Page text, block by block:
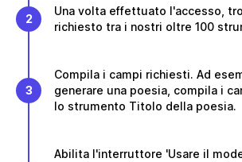
2
Una volta effettuato l'accesso,
richiesto tra i nostri oltre 100
3
Compila i campi richiesti. Ad
generare una poesia, compila i
lo strumento Titolo della poesia.
Abilita l'interruttore 'Usare il